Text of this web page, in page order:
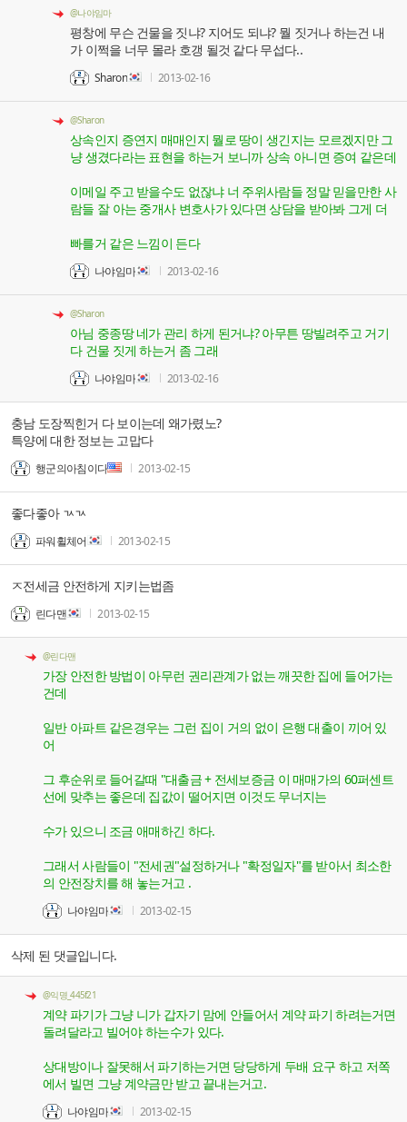
@나야임마
평창에 무슨 건물을 짓냐? 지어도 되냐? 뭘 짓거나 하는건 내
가 이쩍을 너무 몰라 호갱 될것 같다 무섭다..
Sharon 2013-02-16
@Sharon
상속인지 증연지 매매인지 뭘로 땅이 생긴지는 모르겠지만 그
냥 생겼다라는 표현을 하는거 보니까 상속 아니면 증여 같은데
이메일 주고 받을수도 없잖냐 너 주위사람들 정말 믿을만한 사
람들 잘 아는 중개사 변호사가 있다면 상담을 받아봐 그게 더
빠를거 같은 느낌이 든다
나야임마 2013-02-16
@Sharon
아님 중종땅 네가 관리 하게 된거냐? 아무튼 땅빌려주고 거기
다 건물 짓게 하는거 좀 그래
나야임마 2013-02-16
충남 도장찍힌거 다 보이는데 왜가렸노?
특양에 대한 정보는 고맙다
행군의아침이다 2013-02-15
좋다좋아 ㄳㄳ
파워휠체어 2013-02-15
ㅈ전세금 안전하게 지키는법좀
린다맨 2013-02-15
@린다맨
가장 안전한 방법이 아무런 권리관계가 없는 깨끗한 집에 들어가는
건데
일반 아파트 같은경우는 그런 집이 거의 없이 은행 대출이 끼어 있
어
그 후순위로 들어갈때 "대출금 + 전세보증금 이 매매가의 60퍼센트
선에 맞추는 좋은데 집값이 떨어지면 이것도 무너지는
수가 있으니 조금 애매하긴 하다.
그래서 사람들이 "전세권"설정하거나 "확정일자"를 받아서 최소한
의 안전장치를 해 놓는거고 .
나야임마 2013-02-15
삭제 된 댓글입니다.
@익명_445f21
계약 파기가 그냥 니가 갑자기 맘에 안들어서 계약 파기 하려는거면
돌려달라고 빌어야 하는수가 있다.
상대방이나 잘못해서 파기하는거면 당당하게 두배 요구 하고 저쪽
에서 빌면 그냥 계약금만 받고 끝내는거고.
나야임마 2013-02-15